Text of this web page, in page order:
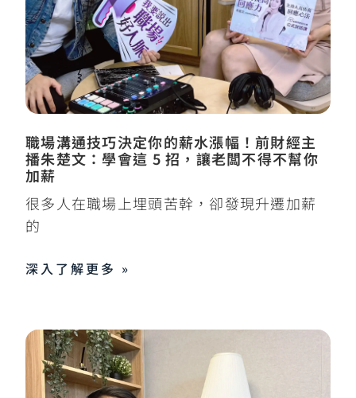
職場溝通技巧決定你的薪水漲幅！前財經主
播朱楚文：學會這 5 招，讓老闆不得不幫你
加薪
很多人在職場上埋頭苦幹，卻發現升遷加薪
的
深入了解更多 »